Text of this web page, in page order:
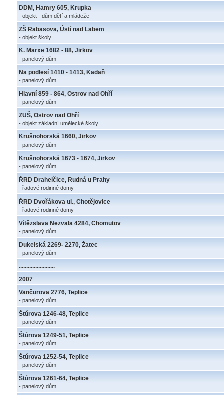
DDM, Hamry 605, Krupka
- objekt - dům dětí a mládeže
ZŠ Rabasova, Ústí nad Labem
- objekt školy
K. Marxe 1682 - 88, Jirkov
- panelový dům
Na podlesí 1410 - 1413, Kadaň
- panelový dům
Hlavní 859 - 864, Ostrov nad Ohří
- panelový dům
ZUŠ, Ostrov nad Ohří
- objekt základní umělecké školy
Krušnohorská 1660, Jirkov
- panelový dům
Krušnohorská 1673 - 1674, Jirkov
- panelový dům
ŘRD Drahelčice, Rudná u Prahy
- řadové rodinné domy
ŘRD Dvořákova ul., Chotějovice
- řadové rodinné domy
Vítězslava Nezvala 4284, Chomutov
- panelový dům
Dukelská 2269- 2270, Žatec
- panelový dům
........................
2007
Vančurova 2776, Teplice
- panelový dům
Štúrova 1246-48, Teplice
- panelový dům
Štúrova 1249-51, Teplice
- panelový dům
Štúrova 1252-54, Teplice
- panelový dům
Štúrova 1261-64, Teplice
- panelový dům